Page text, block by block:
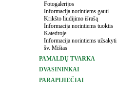
Fotogalerijos
Informacija norintiems gauti
Krikšto liudijimo išrašą
Informacija norintiems tuoktis
Katedroje
Informacija norintiems užsakyti
šv. Mišias
PAMALDŲ TVARKA
DVASININKAI
PARAPIJIEČIAI